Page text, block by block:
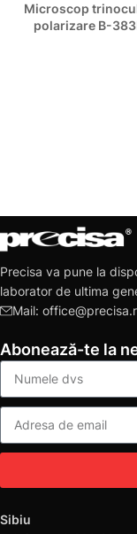
Microscop
polarizare B-
Precisa va pune la
laborator de ultima
Mail:
Abonează-te la
Sibiu